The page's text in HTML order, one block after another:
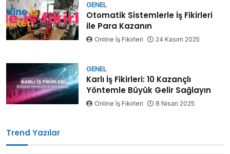
GENEL
Otomatik Sistemlerle İş Fikirleri
ile Para Kazanın
Online İş Fikirleri 24 Kasım 2025
GENEL
Karlı İş Fikirleri: 10 Kazançlı
Yöntemle Büyük Gelir Sağlayın
Online İş Fikirleri 8 Nisan 2025
Trend Yazılar